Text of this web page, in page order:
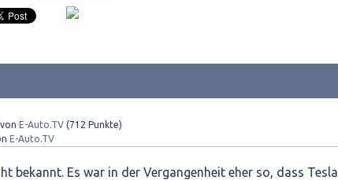
von E-Auto.TV (712 Punkte)
E-Auto.TV
bekannt. Es war in der Vergangenheit eher so, dass Tesla